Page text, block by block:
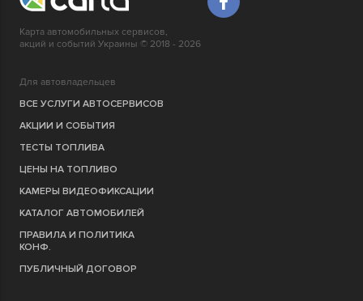
Карта автомобильных сервисов,
акций и событий Украины © 2018 - 2026
Для автовладельцев
ВСЕ УСЛУГИ АВТОСЕРВИСОВ
АКЦИИ И СОБЫТИЯ
ТЕСТЫ ТОПЛИВА
ЦЕНЫ НА ТОПЛИВО
КАМЕРЫ ВИДЕОФИКСАЦИИ
КАТАЛОГ АВТОМОБИЛЕЙ
ПРАВИЛА И ПОЛИТИКА
КОНФ.
ПУБЛИЧНЫЙ ДОГОВОР